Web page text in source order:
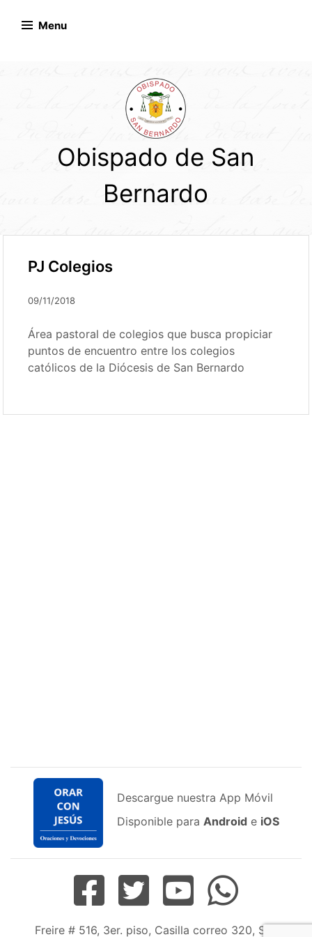
Menu
Obispado de San
Bernardo
PJ Colegios
09/11/2018
Área pastoral de colegios que busca propiciar
puntos de encuentro entre los colegios
católicos de la Diócesis de San Bernardo
Descargue nuestra App Móvil
Disponible para Android e iOS
Freire # 516, 3er. piso, Casilla correo 320, San